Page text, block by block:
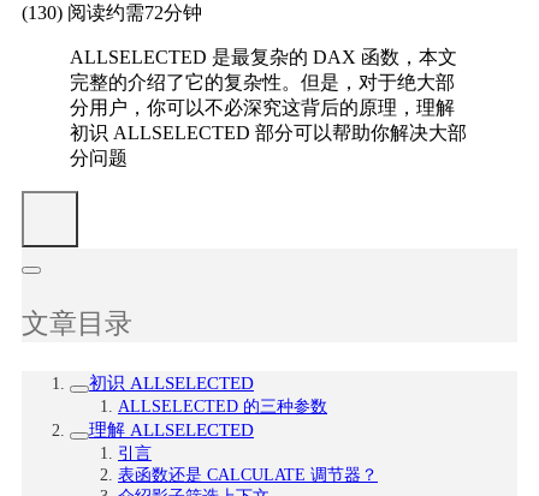
(130) 阅读约需72分钟
ALLSELECTED 是最复杂的 DAX 函数，本文
完整的介绍了它的复杂性。但是，对于绝大部
分用户，你可以不必深究这背后的原理，理解
初识 ALLSELECTED 部分可以帮助你解决大部
分问题
文章目录
初识 ALLSELECTED
ALLSELECTED 的三种参数
理解 ALLSELECTED
引言
表函数还是 CALCULATE 调节器？